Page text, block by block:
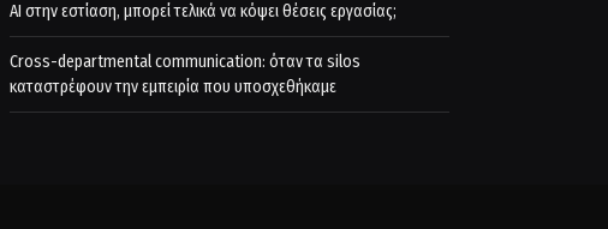
AI στην εστίαση, μπορεί τελικά να κόψει θέσεις εργασίας;
Cross-departmental communication: όταν τα silos
καταστρέφουν την εμπειρία που υποσχεθήκαμε